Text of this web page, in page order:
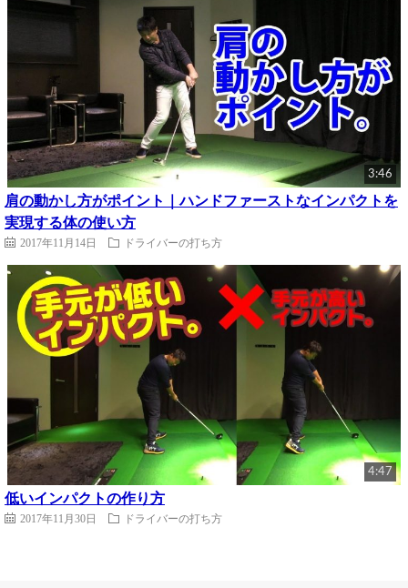
3:46
肩の動かし方がポイント｜ハンドファーストなインパクトを
実現する体の使い方
2017年11月14日 ドライバーの打ち方
4:47
低いインパクトの作り方
2017年11月30日 ドライバーの打ち方